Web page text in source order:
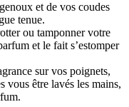
et de vos coudes
tenue.
ou tamponner votre
et le fait s’estomper
sur vos poignets,
vous être lavés les mains,